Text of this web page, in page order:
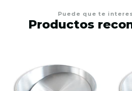
Puede que te
Productos